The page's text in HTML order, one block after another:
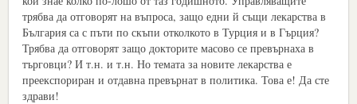
трябва да отговорят на въпроса, защо едни й същи лекарства в
България са с пъти по скъпи отколкото в Турция и в Гърция?
Трябва да отговорят защо докторите масово се превърнаха в
търговци? И т.н. и т.н. Но темата за новите лекарства е
преекспориран и отдавна превърнат в политика. Това е! Да сте
здрави!